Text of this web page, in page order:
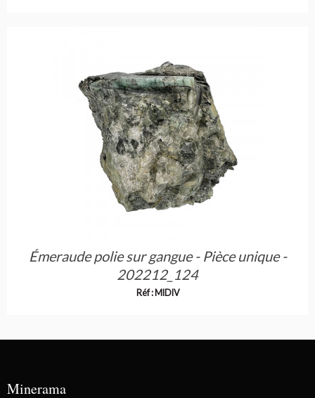
Émeraude polie sur gangue - Pièce unique -
202212_124
Réf : MIDIV
Minerama